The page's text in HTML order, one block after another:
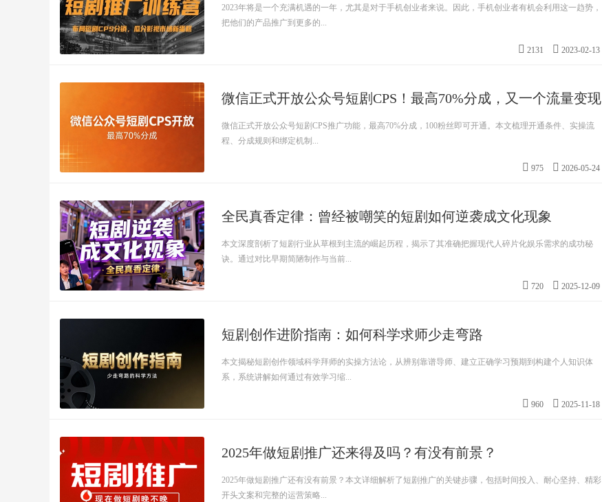
2023年将是一个充满机遇的一年，尤其是对于手机创业者来说。因此，手机创业者有机会利用这一趋势，
把他们的产品推广到更多的...
2131 2023-02-13
微信正式开放公众号短剧CPS！最高70%分成，又一个流量变现
微信正式开放公众号短剧CPS推广功能，最高70%分成，100粉丝即可开通。本文梳理开通条件、实操流
程、分成规则和绑定机制...
975 2026-05-24
全民真香定律：曾经被嘲笑的短剧如何逆袭成文化现象
本文深度剖析了短剧行业从草根到主流的崛起历程，揭示了其准确把握现代人碎片化娱乐需求的成功秘
诀。通过对比早期简陋制作与当前...
720 2025-12-09
短剧创作进阶指南：如何科学求师少走弯路
本文揭秘短剧创作领域科学拜师的实操方法论，从辨别靠谱导师、建立正确学习预期到构建个人知识体
系，系统讲解如何通过有效学习缩...
960 2025-11-18
2025年做短剧推广还来得及吗？有没有前景？
2025年做短剧推广还有没有前景？本文详细解析了短剧推广的关键步骤，包括时间投入、耐心坚持、精彩
开头文案和完整的运营策略...